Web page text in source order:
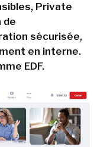
Private
de
sécurisée,
en interne.
EDF.